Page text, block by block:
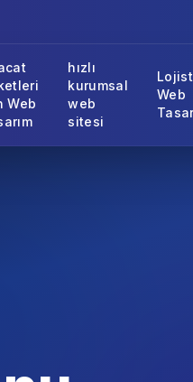
Web
hızlı
kurumsal
web
sitesi
Web